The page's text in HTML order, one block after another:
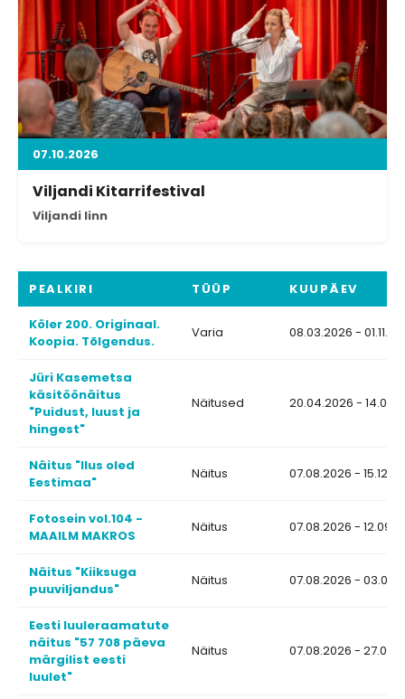
07.10.2026
Viljandi Kitarrifestival
Viljandi linn
PEALKIRI TÜÜP KUUPÄEV
Köler 200. Originaal.
Koopia. Tõlgendus.
Varia 08.03.2026 -
Jüri Kasemetsa
käsitöönäitus
"Puidust, luust ja
hingest"
Näitused 20.04.2026 -
Näitus "Ilus oled
Eestimaa"
Näitus 07.08.2026 -
Fotosein vol.104 -
MAAILM MAKROS
Näitus 07.08.2026 -
Näitus "Kiiksuga
puuviljandus"
Näitus 07.08.2026 -
Eesti luuleraamatute
näitus "57 708 päeva
märgilist eesti
luulet"
Näitus 07.08.2026 -